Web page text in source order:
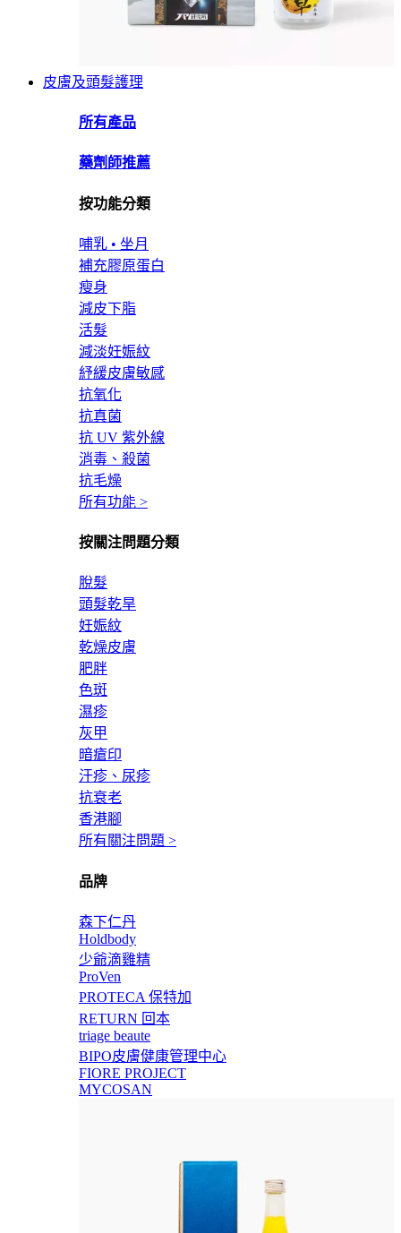
皮膚及頭髮護理
所有產品
藥劑師推薦
按功能分類
哺乳 • 坐月
補充膠原蛋白
瘦身
減皮下脂
活髮
減淡妊娠紋
紓緩皮膚敏感
抗氧化
抗真菌
抗 UV 紫外線
消毒、殺菌
抗毛燥
所有功能 >
按關注問題分類
脫髮
頭髮乾旱
妊娠紋
乾燥皮膚
肥胖
色斑
濕疹
灰甲
暗瘡印
汗疹、尿疹
抗衰老
香港腳
所有關注問題 >
品牌
森下仁丹
Holdbody
少爺滴雞精
ProVen
PROTECA 保特加
RETURN 回本
triage beaute
BIPO皮膚健康管理中心
FIORE PROJECT
MYCOSAN